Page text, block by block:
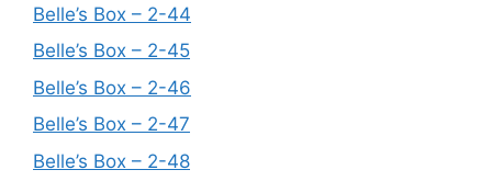
Belle’s Box – 2-44
Belle’s Box – 2-45
Belle’s Box – 2-46
Belle’s Box – 2-47
Belle’s Box – 2-48